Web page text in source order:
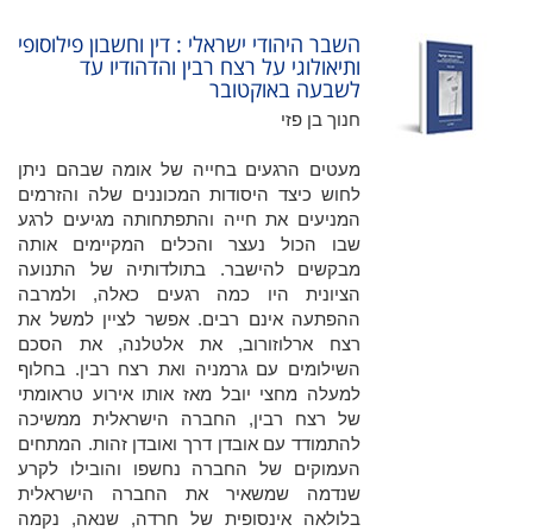
השבר היהודי ישראלי : דין וחשבון פילוסופי
ותיאולוגי על רצח רבין והדהודיו עד
לשבעה באוקטובר
חנוך בן פזי
מעטים הרגעים בחייה של אומה שבהם ניתן
לחוש כיצד היסודות המכוננים שלה והזרמים
המניעים את חייה והתפתחותה מגיעים לרגע
שבו הכול נעצר והכלים המקיימים אותה
מבקשים להישבר. בתולדותיה של התנועה
הציונית היו כמה רגעים כאלה, ולמרבה
ההפתעה אינם רבים. אפשר לציין למשל את
רצח ארלוזורוב, את אלטלנה, את הסכם
השילומים עם גרמניה ואת רצח רבין. בחלוף
למעלה מחצי יובל מאז אותו אירוע טראומתי
של רצח רבין, החברה הישראלית ממשיכה
להתמודד עם אובדן דרך ואובדן זהות. המתחים
העמוקים של החברה נחשפו והובילו לקרע
שנדמה שמשאיר את החברה הישראלית
בלולאה אינסופית של חרדה, שנאה, נקמה